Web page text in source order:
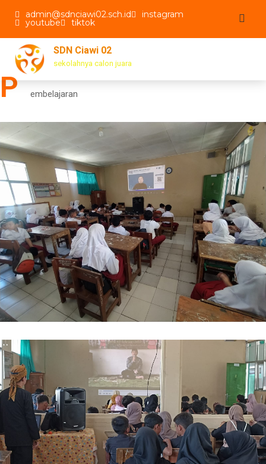
admin@sdnciawi02.sch.id instagram
youtube tiktok
SDN Ciawi 02
sekolahnya calon juara
P embelajaran